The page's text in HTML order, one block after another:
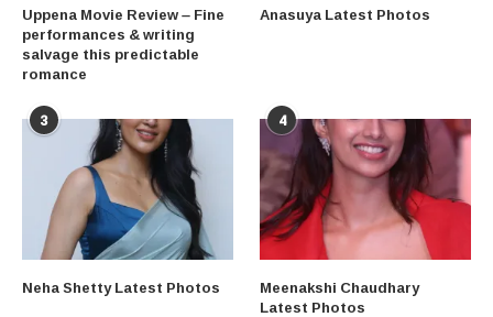
Uppena Movie Review – Fine
performances & writing
salvage this predictable
romance
Anasuya Latest Photos
3
Neha Shetty Latest Photos
4
Meenakshi Chaudhary
Latest Photos